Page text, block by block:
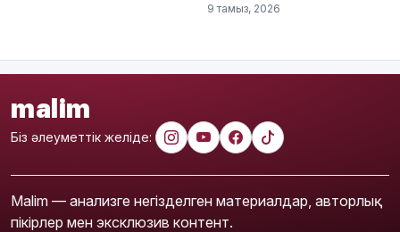
9 тамыз, 2026
malim
Біз әлеуметтік желіде:
Malim — анализге негізделген материалдар, авторлық
пікірлер мен эксклюзив контент.